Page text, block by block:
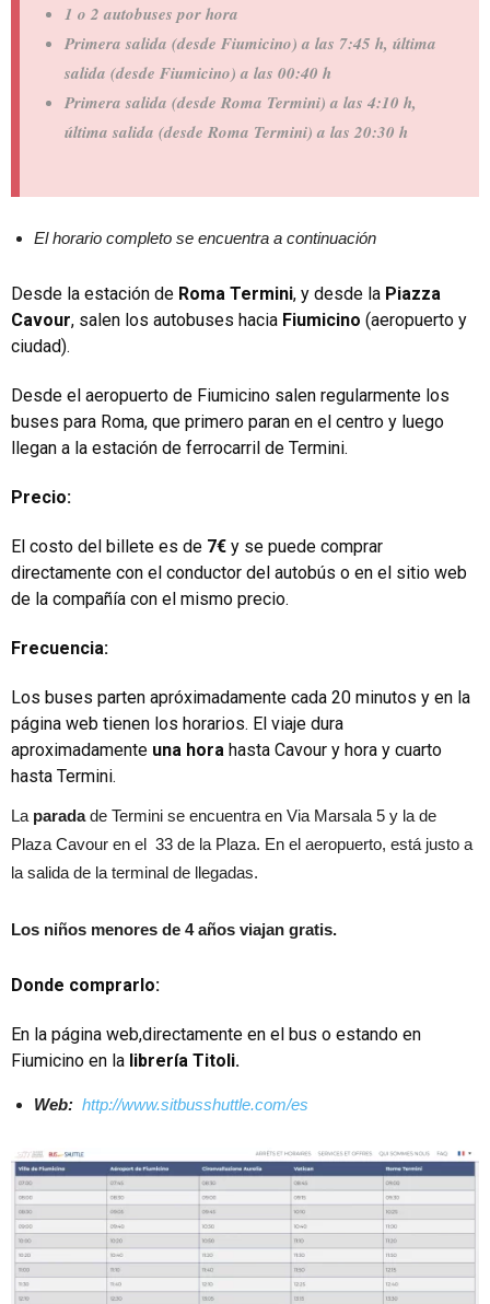
1 o 2 autobuses por hora
Primera salida (desde Fiumicino) a las 7:45 h, última
salida (desde Fiumicino) a las 00:40 h
Primera salida (desde Roma Termini) a las 4:10 h,
última salida (desde Roma Termini) a las 20:30 h
El horario completo se encuentra a continuación
Desde la estación de Roma Termini, y desde la Piazza
Cavour, salen los autobuses hacia Fiumicino (aeropuerto y
ciudad).
Desde el aeropuerto de Fiumicino salen regularmente los
buses para Roma, que primero paran en el centro y luego
llegan a la estación de ferrocarril de Termini.
Precio:
El costo del billete es de 7€ y se puede comprar
directamente con el conductor del autobús o en el sitio web
de la compañía con el mismo precio.
Frecuencia:
Los buses parten apróximadamente cada 20 minutos y en la
página web tienen los horarios. El viaje dura
aproximadamente una hora hasta Cavour y hora y cuarto
hasta Termini.
La paradade Termini se encuentra en Via Marsala 5 y la de
Plaza Cavour en el 33 de la Plaza. En el aeropuerto, está justo a
la salida de la terminal de llegadas.
Los niños menores de 4 años viajan gratis.
Donde comprarlo:
En la página web,directamente en el bus o estando en
Fiumicino en la librería Titoli.
Web: http://www.sitbusshuttle.com/es